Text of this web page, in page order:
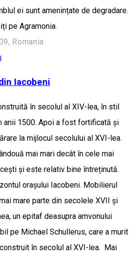
ei sunt amenințate de degradare.
pe Agramonia.
Romania
Iacobeni
în secolul al XIV-lea, în stil
1500. Apoi a fost fortificată și
la mijlocul secolului al XVI-lea.
mai mari decât în cele mai
și este relativ bine întreținută.
orașului Iacobeni. Mobilierul
mare parte din secolele XVII și
un epitaf deasupra amvonului
pe Michael Schullerus, care a murit
în secolul al XVI-lea. Mai